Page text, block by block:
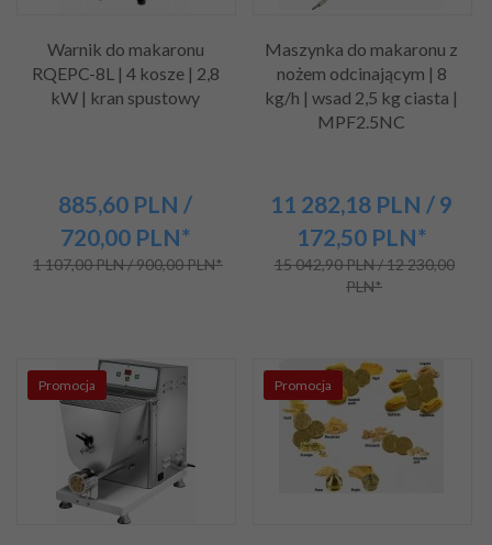
Warnik do makaronu
RQEPC-8L | 4 kosze | 2,8
kW | kran spustowy
885,60 PLN /
720,00 PLN*
1 107,00 PLN / 900,00 PLN*
Maszynka do makaronu z
nożem odcinającym | 8
kg/h | wsad 2,5 kg ciasta |
MPF2.5NC
11 282,18 PLN / 9
172,50 PLN*
15 042,90 PLN / 12 230,00
PLN*
Promocja Promocja